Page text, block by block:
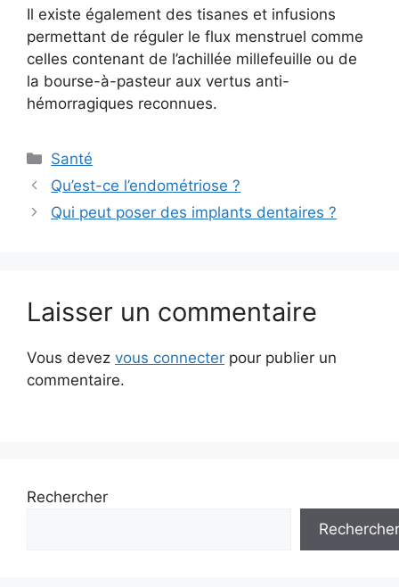
Il existe également des tisanes et infusions
permettant de réguler le flux menstruel comme
celles contenant de l’achillée millefeuille ou de
la bourse-à-pasteur aux vertus anti-
hémorragiques reconnues.
Catégories
Santé
Qu’est-ce l’endométriose ?
Qui peut poser des implants dentaires ?
Laisser un commentaire
Vous devez vous connecter pour publier un
commentaire.
Rechercher
Rechercher